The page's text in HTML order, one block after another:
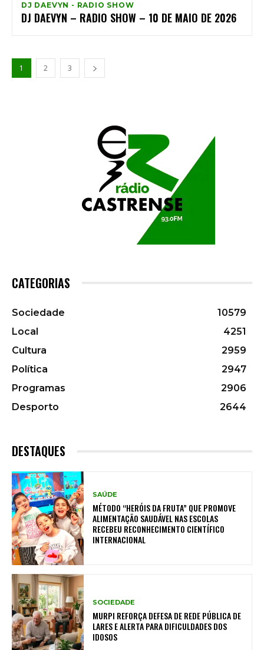
DJ DAEVYN - RADIO SHOW
DJ DAEVYN – RADIO SHOW – 10 DE MAIO DE 2026
1 2 3
CATEGORIAS
Sociedade
10579
Local
4251
Cultura
2959
Política
2947
Programas
2906
Desporto
2644
DESTAQUES
SAÚDE
MÉTODO “HERÓIS DA FRUTA” QUE PROMOVE
ALIMENTAÇÃO SAUDÁVEL NAS ESCOLAS
RECEBEU RECONHECIMENTO CIENTÍFICO
INTERNACIONAL
SOCIEDADE
MURPI REFORÇA DEFESA DE REDE PÚBLICA DE
LARES E ALERTA PARA DIFICULDADES DOS
IDOSOS